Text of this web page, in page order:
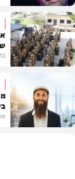
בעולם
מדיני